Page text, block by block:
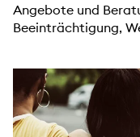
Angebote und
Beeinträchtigung,